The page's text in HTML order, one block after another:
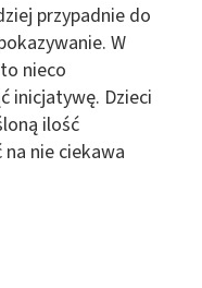
przypadnie do
W
nieco
inicjatywę. Dzieci
ilość
nie ciekawa